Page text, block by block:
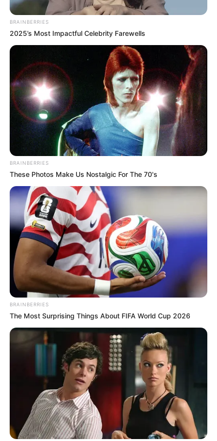
Captura de pantalla
presunto ladrón muerto
Por:Vanesa Peralta
COMPARTIR
UNIRSE AL CANAL DE WHATSAPP
Un joven de 21 años, identificado comoJhon Villegas,
murió tras ser arrollado por una volqueta en el barrio
Ramaral de Barrancabermeja.
motocicleta tras hurtar un dinero a un ciudadano.
“Recibimos un llamado sobre un hurto,modalidad atraco,
donde un sujeto intimidó con arma traumática a un
ciudadano y lo despoja de 150.000 pesos y un celular
manera inmediata emprende la huida”, informó el mayor
Carlos Ardila, comandante del Distrito Uno de la Policía
del Magdalena Medio.
BRAINBERRIES
2025’s Most Impactful Celebrity Farewells
BRAINBERRIES
These Photos Make Us Nostalgic For The 70's
BRAINBERRIES
The Most Surprising Things About FIFA World Cup 2026